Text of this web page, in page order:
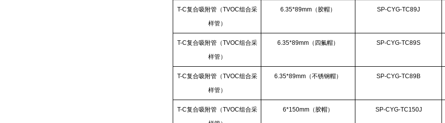
T-C复合吸附管（TVOC组合采
样管）
6.35*89mm（胶帽） SP-CYG-TC89J
T-C复合吸附管（TVOC组合采
样管）
6.35*89mm（四氟帽） SP-CYG-TC89S
T-C复合吸附管（TVOC组合采
样管）
6.35*89mm（不锈钢帽） SP-CYG-TC89B
T-C复合吸附管（TVOC组合采
6*150mm（胶帽） SP-CYG-TC150J